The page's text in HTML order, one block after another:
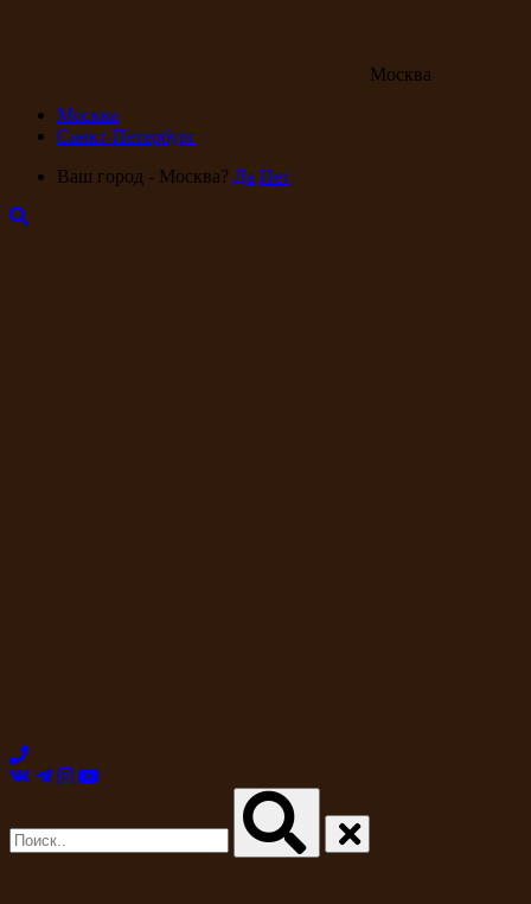
Москва
Москва
Санкт-Петербург
Ваш город - Москва? Да Нет